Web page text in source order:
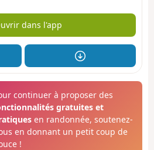
dans l'app
continuer à proposer des
gratuites et
en randonnée, soutenez-
en donnant un petit coup de
!